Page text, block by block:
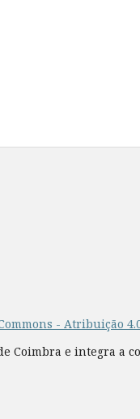
- Atribuição
Coimbra e integra a